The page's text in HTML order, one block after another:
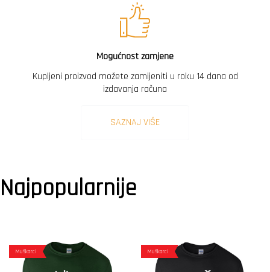
Mogućnost zamjene
Kupljeni proizvod možete zamijeniti u roku 14 dana od
izdavanja računa
SAZNAJ VIŠE
Najpopularnije
Muškarci Muškarci